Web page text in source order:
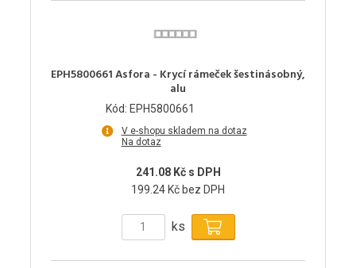
EPH5800661 Asfora - Krycí rámeček šestinásobný,
alu
Kód: EPH5800661
V e-shopu skladem na dotaz
Na dotaz
241.08 Kč s DPH
199.24 Kč bez DPH
ks